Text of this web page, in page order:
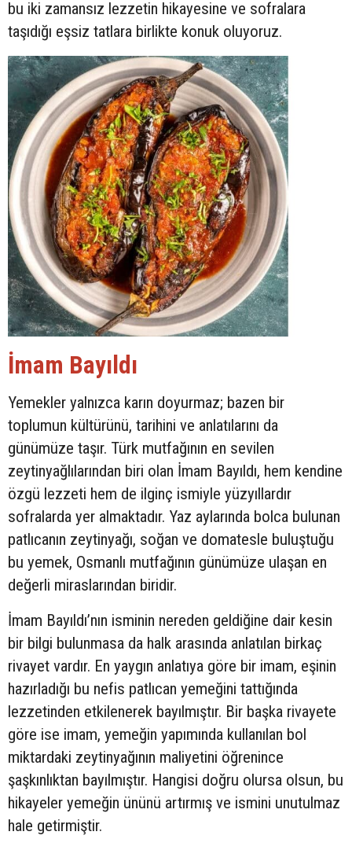
bu iki zamansız lezzetin hikayesine ve sofralara
taşıdığı eşsiz tatlara birlikte konuk oluyoruz.
İmam Bayıldı
Yemekler yalnızca karın doyurmaz; bazen bir
toplumun kültürünü, tarihini ve anlatılarını da
günümüze taşır. Türk mutfağının en sevilen
zeytinyağlılarından biri olan İmam Bayıldı, hem kendine
özgü lezzeti hem de ilginç ismiyle yüzyıllardır
sofralarda yer almaktadır. Yaz aylarında bolca bulunan
patlıcanın zeytinyağı, soğan ve domatesle buluştuğu
bu yemek, Osmanlı mutfağının günümüze ulaşan en
değerli miraslarından biridir.
İmam Bayıldı’nın isminin nereden geldiğine dair kesin
bir bilgi bulunmasa da halk arasında anlatılan birkaç
rivayet vardır. En yaygın anlatıya göre bir imam, eşinin
hazırladığı bu nefis patlıcan yemeğini tattığında
lezzetinden etkilenerek bayılmıştır. Bir başka rivayete
göre ise imam, yemeğin yapımında kullanılan bol
miktardaki zeytinyağının maliyetini öğrenince
şaşkınlıktan bayılmıştır. Hangisi doğru olursa olsun, bu
hikayeler yemeğin ününü artırmış ve ismini unutulmaz
hale getirmiştir.